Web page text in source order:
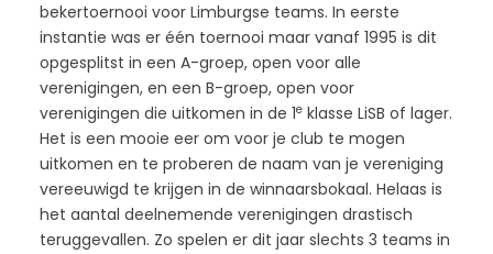
bekertoernooi voor Limburgse teams. In eerste
instantie was er één toernooi maar vanaf 1995 is dit
opgesplitst in een A-groep, open voor alle
verenigingen, en een B-groep, open voor
verenigingen die uitkomen in de 1eklasse LiSB of lager.
Het is een mooie eer om voor je club te mogen
uitkomen en te proberen de naam van je vereniging
vereeuwigd te krijgen in de winnaarsbokaal. Helaas is
het aantal deelnemende verenigingen drastisch
teruggevallen. Zo spelen er dit jaar slechts 3 teams in